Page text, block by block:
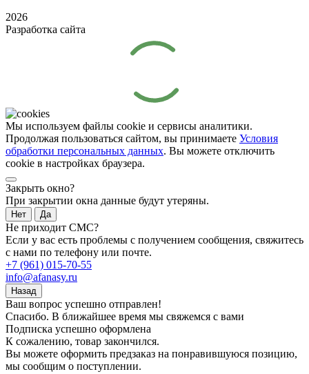
2026
Разработка сайта
Мы используем файлы cookie и сервисы аналитики.
Продолжая пользоваться сайтом, вы принимаете Условия
обработки персональных данных. Вы можете отключить
cookie в настройках браузера.
Закрыть окно?
При закрытии окна данные будут утеряны.
Нет Да
Не приходит СМС?
Если у вас есть проблемы с получением сообщения, свяжитесь
с нами по телефону или почте.
+7 (961) 015-70-55
info@afanasy.ru
Назад
Ваш вопрос успешно отправлен!
Спасибо. В ближайшее время мы свяжемся с вами
Подписка успешно оформлена
К сожалению, товар закончился.
Вы можете оформить предзаказ на понравившуюся позицию,
мы сообщим о поступлении.